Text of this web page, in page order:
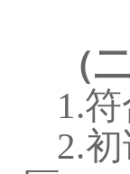
（
1.
2.